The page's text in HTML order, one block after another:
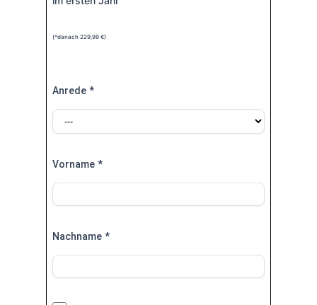
(*danach 229,99 €)
Anrede *
Vorname *
Nachname *